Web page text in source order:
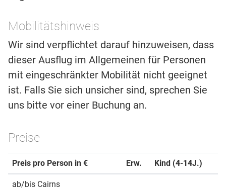
Mobilitätshinweis
Wir sind verpflichtet darauf hinzuweisen, dass
dieser Ausflug im Allgemeinen für Personen
mit eingeschränkter Mobilität nicht geeignet
ist. Falls Sie sich unsicher sind, sprechen Sie
uns bitte vor einer Buchung an.
Preise
Preis pro Person in € Erw. Kind (4-14J.)
ab/bis Cairns